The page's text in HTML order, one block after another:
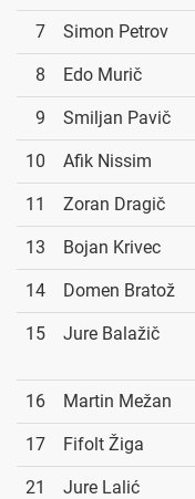
7 Simon Petrov
8 Edo Murič
9 Smiljan Pavič
10 Afik Nissim
11 Zoran Dragič
13 Bojan Krivec
14 Domen Bratož
15 Jure Balažič
16 Martin Mežan
17 Fifolt Žiga
21 Jure Lalić